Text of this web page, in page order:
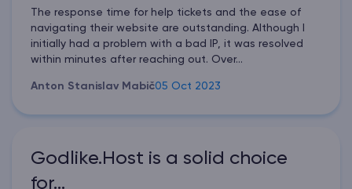
The response time for help tickets and the ease of
navigating their website are outstanding. Although I
initially had a problem with a bad IP, it was resolved
within minutes after reaching out. Over...
Anton Stanislav Mabič05 Oct 2023
Godlike.Host is a solid choice
for…